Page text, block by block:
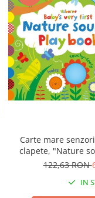
Carte mare
clapete, "Nature
cartonata,
122,63 RON
IN